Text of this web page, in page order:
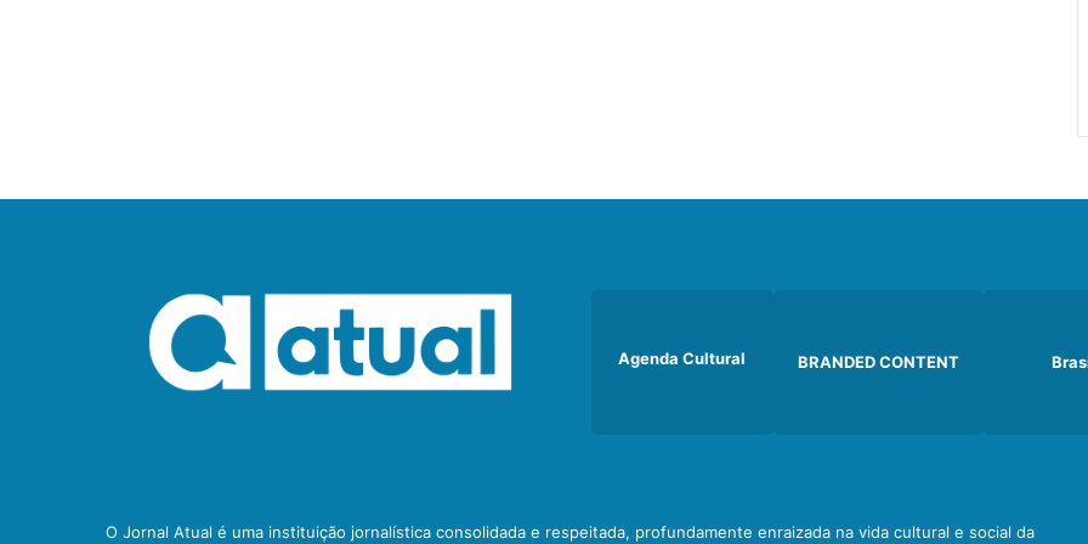
Agenda Cultural BRANDED CONTENT
O Jornal Atual é uma instituição jornalística consolidada e respeitada, profundamente enraizada na vida cultural e social da